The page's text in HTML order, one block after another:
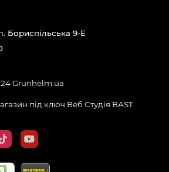
Бориспільська 9-Е
Grunhelm.ua
під ключ Веб Студія BAST